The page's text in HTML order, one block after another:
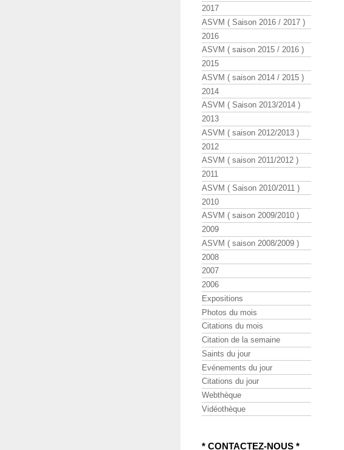
2017
ASVM ( Saison 2016 / 2017 )
2016
ASVM ( saison 2015 / 2016 )
2015
ASVM ( saison 2014 / 2015 )
2014
ASVM ( Saison 2013/2014 )
2013
ASVM ( saison 2012/2013 )
2012
ASVM ( saison 2011/2012 )
2011
ASVM ( Saison 2010/2011 )
2010
ASVM ( saison 2009/2010 )
2009
ASVM ( saison 2008/2009 )
2008
2007
2006
Expositions
Photos du mois
Citations du mois
Citation de la semaine
Saints du jour
Evénements du jour
Citations du jour
Webthèque
Vidéothèque
* CONTACTEZ-NOUS *